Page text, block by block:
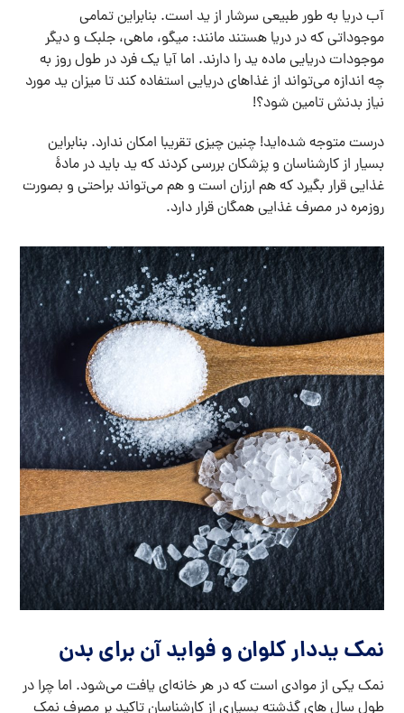
آب دریا به طور طبیعی سرشار از ید است. بنابراین تمامی
موجوداتی که در دریا هستند مانند: میگو، ماهی، جلبک و دیگر
موجودات دریایی ماده ید را دارند. اما آیا یک فرد در طول روز به
چه اندازه می‌تواند از غذاهای دریایی استفاده کند تا میزان ید مورد
نیاز بدنش تامین شود؟!
درست متوجه شده‌اید! چنین چیزی تقریبا امکان ندارد. بنابراین
بسیار از کارشناسان و پزشکان بررسی کردند که ید باید در مادۀ
غذایی قرار بگیرد که هم ارزان است و هم می‌تواند براحتی و بصورت
روزمره در مصرف غذایی همگان قرار دارد.
نمک یددار کلوان و فواید آن برای بدن
نمک یکی از موادی است که در هر خانه‌ای یافت می‌شود. اما چرا در
طول سال های گذشته بسیاری از کارشناسان تاکید بر مصرف نمک